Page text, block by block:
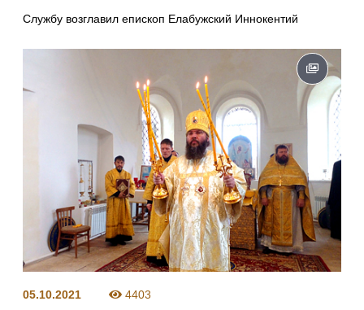
Службу возглавил епископ Елабужский Иннокентий
05.10.2021 4403